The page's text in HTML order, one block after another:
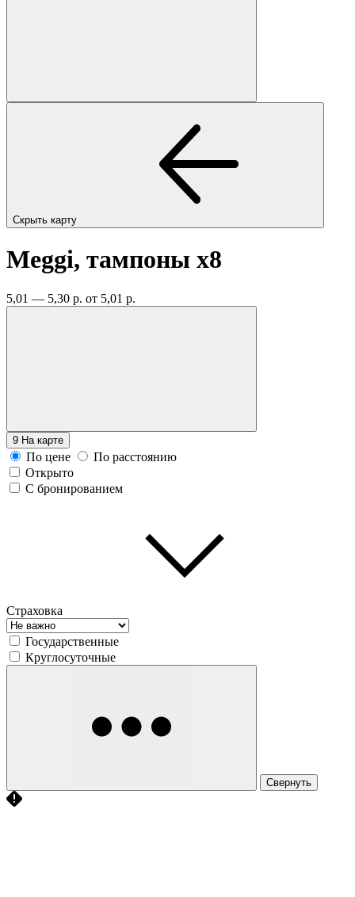
Скрыть карту
Meggi, тампоны x8
5,01 — 5,30 р. от 5,01 р.
9 На карте
По цене
По расстоянию
Открыто
С бронированием
Страховка
Государственные
Круглосуточные
Свернуть